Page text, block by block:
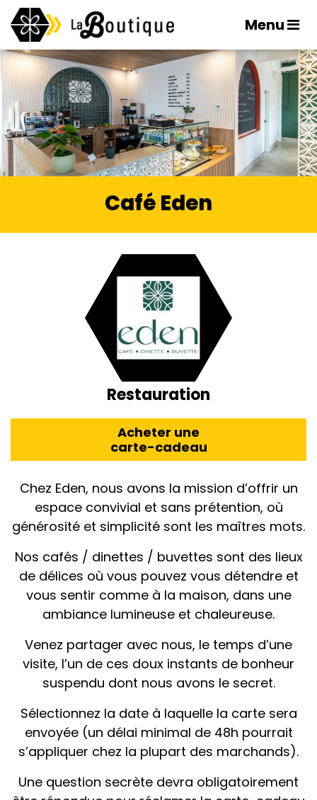
Menu
Café Eden
Restauration
Acheter une
carte-cadeau
Chez Eden, nous avons la mission d’offrir un
espace convivial et sans prétention, où
générosité et simplicité sont les maîtres mots.
Nos cafés / dinettes / buvettes sont des lieux
de délices où vous pouvez vous détendre et
vous sentir comme à la maison, dans une
ambiance lumineuse et chaleureuse.
Venez partager avec nous, le temps d’une
visite, l’un de ces doux instants de bonheur
suspendu dont nous avons le secret.
Sélectionnez la date à laquelle la carte sera
envoyée (un délai minimal de 48h pourrait
s’appliquer chez la plupart des marchands).
Une question secrète devra obligatoirement